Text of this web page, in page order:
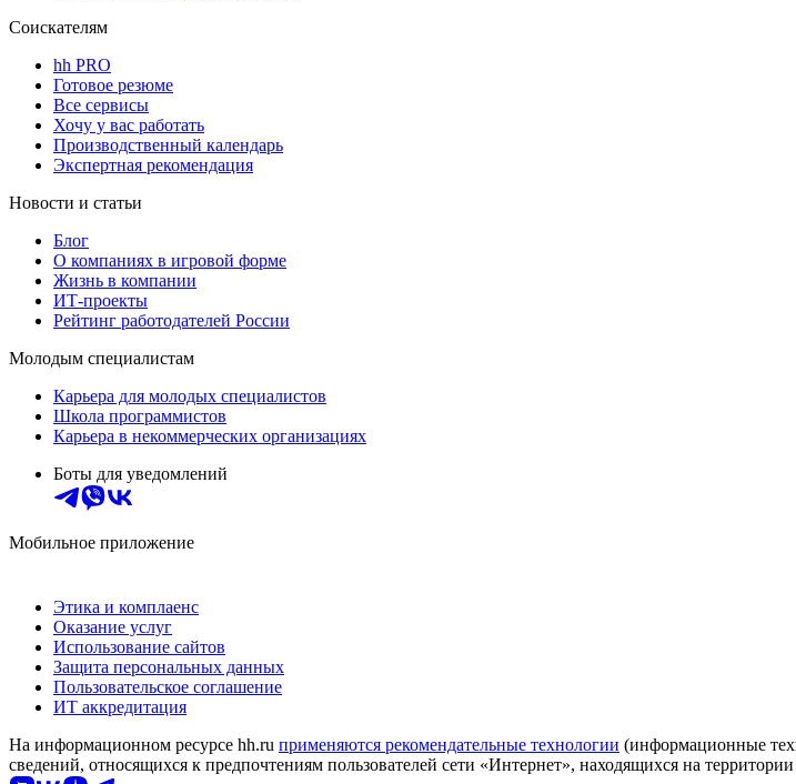
Соискателям
hh PRO
Готовое резюме
Все сервисы
Хочу у вас работать
Производственный календарь
Экспертная рекомендация
Новости и статьи
Блог
О компаниях в игровой форме
Жизнь в компании
ИТ-проекты
Рейтинг работодателей России
Молодым специалистам
Карьера для молодых специалистов
Школа программистов
Карьера в некоммерческих организациях
Боты для уведомлений
Мобильное приложение
Этика и комплаенс
Оказание услуг
Использование сайтов
Защита персональных данных
Пользовательское соглашение
ИТ аккредитация
На информационном ресурсе hh.ru применяются рекомендательные технологии (информационные
сведений, относящихся к предпочтениям пользователей сети «Интернет», находящихся на